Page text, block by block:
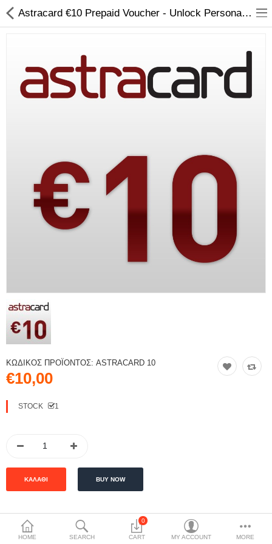
Compare
Λίστα Αγαπημένων
HOME SEARCH
0
CART MY ACCOUNT MORE
Astracard €10 Prepaid Voucher - Unlock Personalized Astrological Predictions Online
ΚΩΔΙΚΌΣ ΠΡΟΪΌΝΤΟΣ: ASTRACARD 10
€10,00
STOCK 1
ΠΕΡΙΓΡΑΦΉ